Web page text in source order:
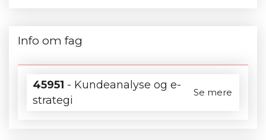
Info om fag
45951 - Kundeanalyse og e-
strategi
Se mere